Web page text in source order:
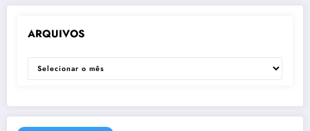
ARQUIVOS
ARQUIVOS